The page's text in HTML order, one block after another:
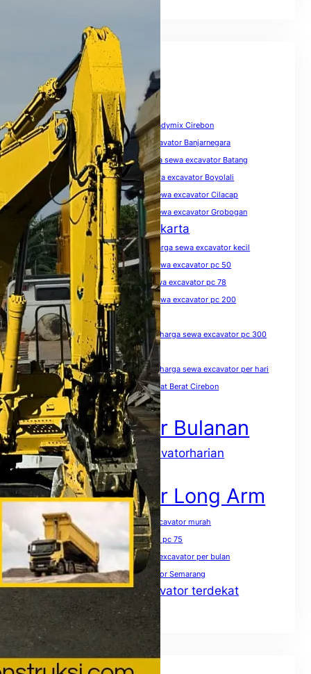
Tags
biaya sewa excavator
Harga Beton Readymix Cirebon
harga sewa excavator
harga sewa excavator Banjarnegara
harga sewa excavator Banyumas
harga sewa excavator Batang
harga sewa excavator Blora
harga sewa excavator Boyolali
harga sewa excavator Brebes
harga sewa excavator Cilacap
harga sewa excavator Demak
harga sewa excavator Grobogan
Harga Sewa Excavator Jakarta
harga sewa excavator Jawa Tengah
harga sewa excavator kecil
harga sewa excavator Kendal
harga sewa excavator pc 50
harga sewa excavator pc 75
harga sewa excavator pc 78
harga sewa excavator pc 100
harga sewa excavator pc 200
harga sewa excavator pc 200 per hari
harga sewa excavator pc 200 per jam
harga sewa excavator pc 300
harga sewa excavator pc 300 per jam
harga sewa excavator pc 400 per jam
harga sewa excavator per hari
harga sewa excavator per jam
Sewa Alat Berat Cirebon
Sewa Excavator
Sewa Excavator Bulanan
Sewa excavator harian
sewaexcavatorharian
Sewa Excavator Jakarta
Sewa Excavator Long Arm
Sewa excavator mini terdekat
sewa excavator murah
Sewa excavator pc 50
Sewa excavator pc 75
Sewa excavator pc 200 per jam
Sewa excavator per bulan
Sewa excavator per hari
Sewa excavator Semarang
Sewa excavator solo
Sewa excavator terdekat